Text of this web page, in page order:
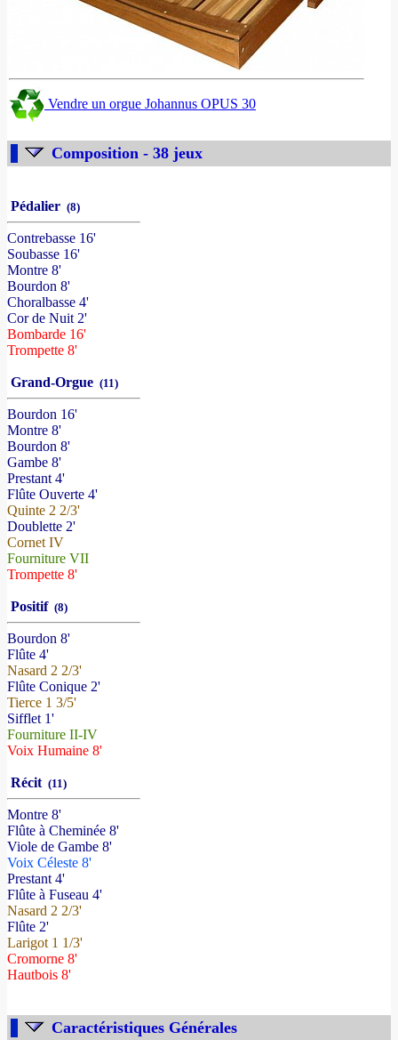
Vendre un orgue Johannus OPUS 30
Composition - 38 jeux
Pédalier (8)
Contrebasse 16'
Soubasse 16'
Montre 8'
Bourdon 8'
Choralbasse 4'
Cor de Nuit 2'
Bombarde 16'
Trompette 8'
Grand-Orgue (11)
Bourdon 16'
Montre 8'
Bourdon 8'
Gambe 8'
Prestant 4'
Flûte Ouverte 4'
Quinte 2 2/3'
Doublette 2'
Cornet IV
Fourniture VII
Trompette 8'
Positif (8)
Bourdon 8'
Flûte 4'
Nasard 2 2/3'
Flûte Conique 2'
Tierce 1 3/5'
Sifflet 1'
Fourniture II-IV
Voix Humaine 8'
Récit (11)
Montre 8'
Flûte à Cheminée 8'
Viole de Gambe 8'
Voix Céleste 8'
Prestant 4'
Flûte à Fuseau 4'
Nasard 2 2/3'
Flûte 2'
Larigot 1 1/3'
Cromorne 8'
Hautbois 8'
Caractéristiques Générales